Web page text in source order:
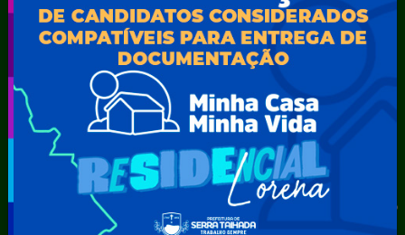
Secretarias
Agência Municipal de Meio Ambiente – AMMA
Assistência Social e Cidadania
Autarquia Educacional de Serra Talhada – AESET
Comando da Guarda Municipal-CGM
Diretoria da Defesa Civil
FUNDAÇÃO CULTURAL DE SERRA TALHADA
Gabinete da Prefeita
Gabinete do Vice-Prefeito
Instituto de Previdência Própria dos Servidores Públicos do
Município de Serra Talhada-IPPS